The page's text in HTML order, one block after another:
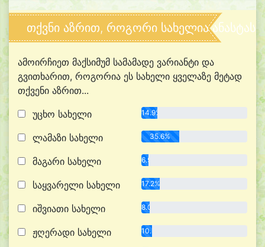
თქვნი აზრით, როგორი სახელია
ამოირჩიეთ მაქსიმუმ სამამადე ვარიანტი და
გვითხარით, როგორია ეს სახელი ყველაზე მეტად
თქვენი აზრით...
უცხო სახელი
14.9%
ლამაზი სახელი 35.6%
მაგარი სახელი 6.9%
საყვარელი სახელი 17.2%
იშვიათი სახელი 8.0%
ჟღერადი სახელი 10.3%